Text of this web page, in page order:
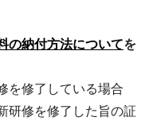
の納付方法についてを
を修了している場合
研修を修了した旨の証